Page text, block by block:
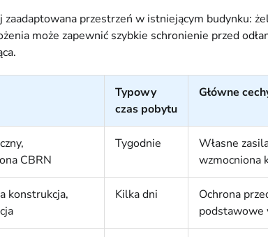
przestrzeń w istniejącym budynku:
może zapewnić szybkie schronienie przed
Typowy
czas pobytu
Główne
CBRN
Tygodnie
Własne
wzmocniona
konstrukcja,
Kilka dni
Ochrona
podstawowe